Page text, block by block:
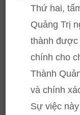
Thứ hai,
Quảng Trị
thành được
chính cho
Thành
và chính
Sự việc